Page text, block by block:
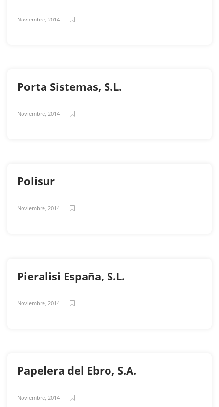
Noviembre, 2014
Porta Sistemas, S.L.
Noviembre, 2014
Polisur
Noviembre, 2014
Pieralisi España, S.L.
Noviembre, 2014
Papelera del Ebro, S.A.
Noviembre, 2014